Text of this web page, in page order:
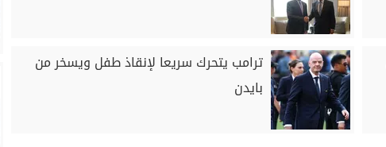
ترامب يتحرك سريعا لإنقاذ طفل ويسخر من
بايدن